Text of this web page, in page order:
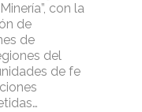
con la
de
de
del
de fe